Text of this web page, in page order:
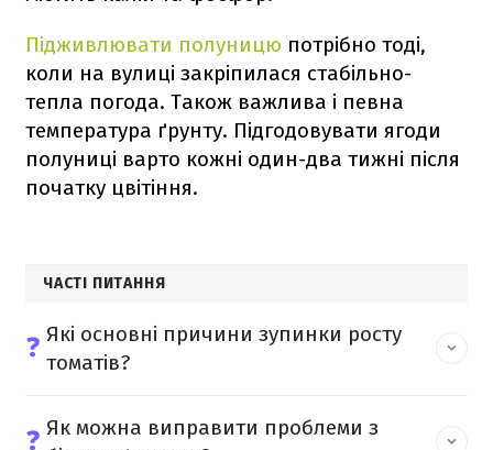
Підживлювати полуницю потрібно тоді,
коли на вулиці закріпилася стабільно-
тепла погода. Також важлива і певна
температура ґрунту. Підгодовувати ягоди
полуниці варто кожні один-два тижні після
початку цвітіння.
ЧАСТІ ПИТАННЯ
❓ Які основні причини зупинки росту
томатів?
❓ Як можна виправити проблеми з